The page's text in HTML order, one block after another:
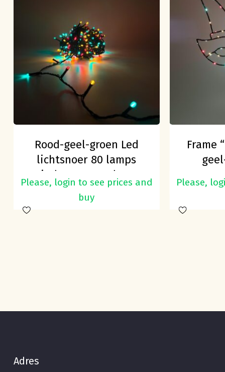
Rood-geel-groen Led
lichtsnoer 80 lamps
indoor en outdoor
Please, login to see prices and
buy
Frame
Please,
Adres